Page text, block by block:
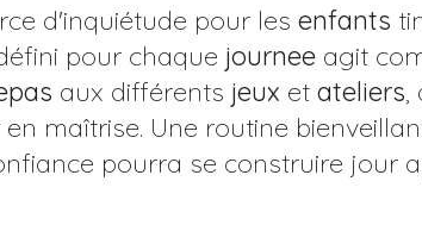
d'inquiétude pour les enfants
pour chaque journee agit
aux différents jeux et ateliers,
maîtrise. Une routine
pourra se construire jour